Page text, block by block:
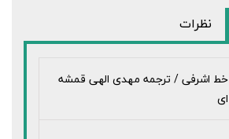
نظرات
خط اشرفی / ترجمه مهدی الهی قمشه
ای